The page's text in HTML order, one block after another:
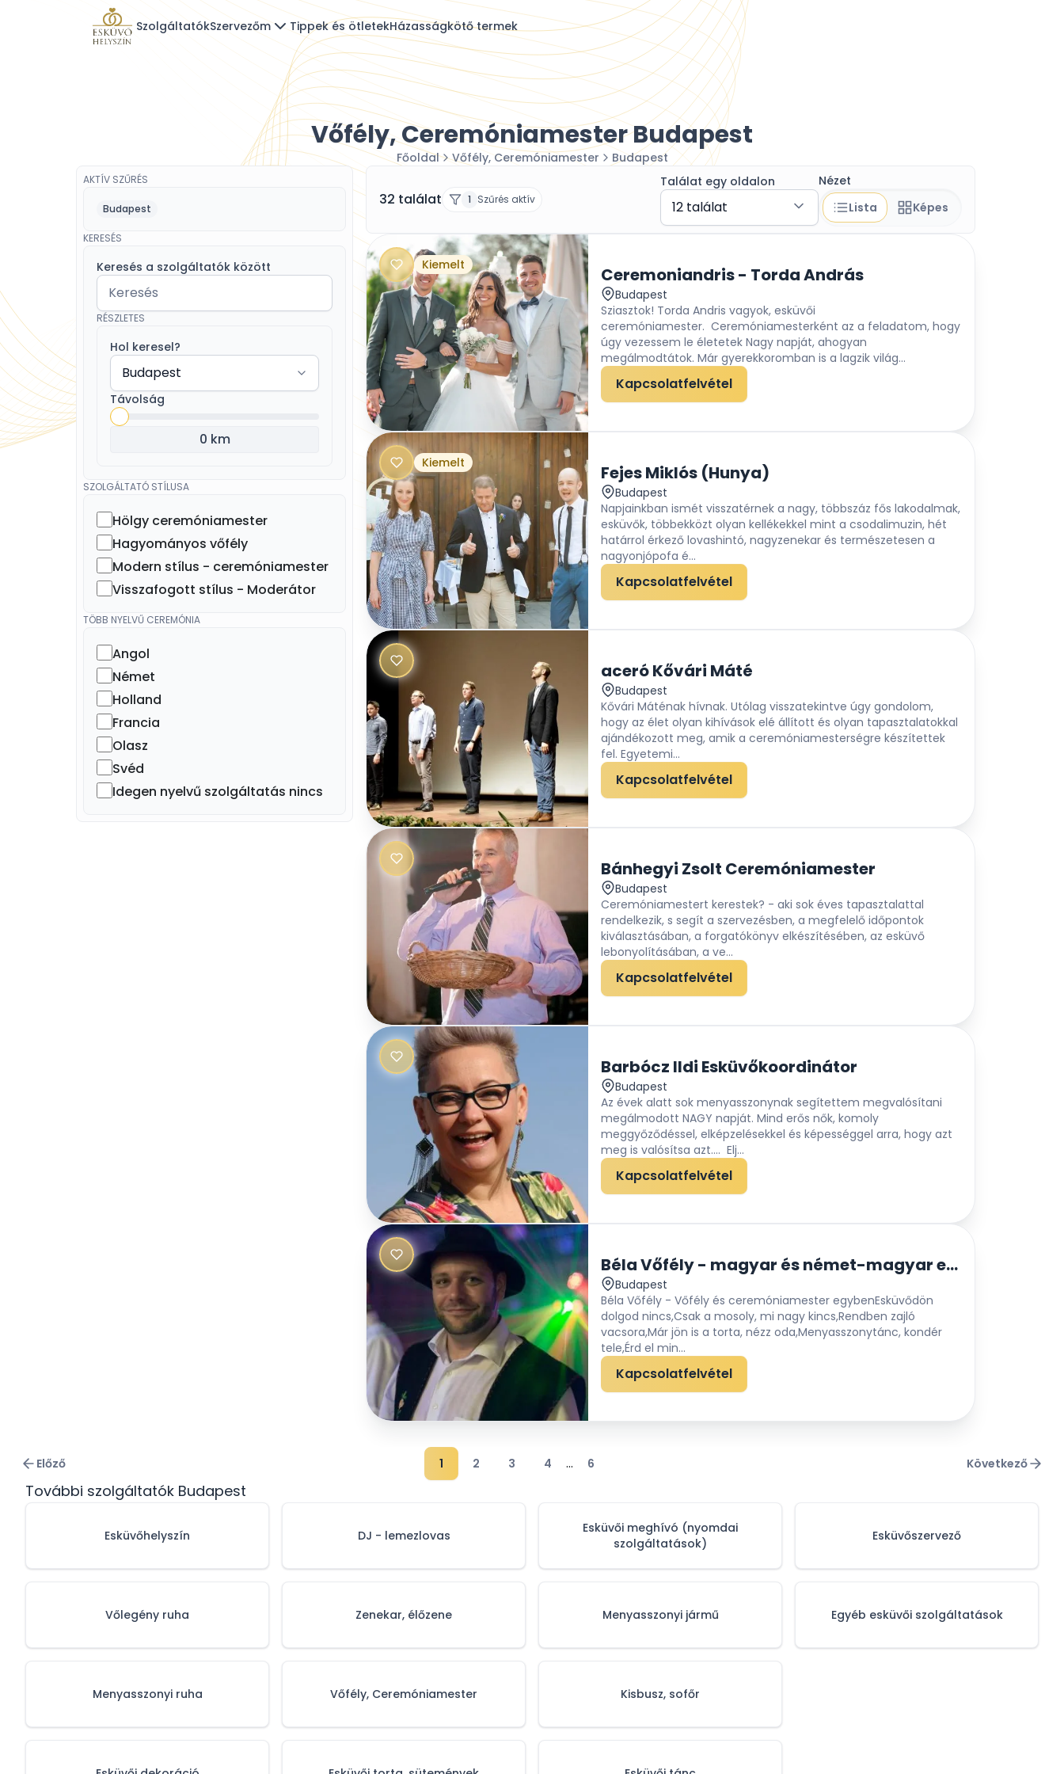
SzolgáltatókSzervezőm Tippek és ötletekHázasságkötő termek
Vőfély, Ceremóniamester Budapest
Főoldal Vőfély, Ceremóniamester Budapest
AKTÍV SZŰRÉS
Budapest
KERESÉS
Keresés a szolgáltatók között
RÉSZLETES
Hol keresel?
Távolság
0 km
SZOLGÁLTATÓ STÍLUSA
Hölgy ceremóniamester
Hagyományos vőfély
Modern stílus - ceremóniamester
Visszafogott stílus - Moderátor
TÖBB NYELVŰ CEREMÓNIA
Angol
Német
Holland
Francia
Olasz
Svéd
Idegen nyelvű szolgáltatás nincs
32 találat 1 Szűrés aktív
Találat egy oldalon
12 találat
Nézet
Lista
Képes
Ceremoniandris - Torda András
Budapest
Sziasztok! Torda Andris vagyok, esküvői
ceremóniamester. Ceremóniamesterként az a feladatom, hogy
úgy vezessem le életetek Nagy napját, ahogyan
megálmodtátok. Már gyerekkoromban is a lagzik világ...
Kapcsolatfelvétel
Kiemelt
Fejes Miklós (Hunya)
Budapest
Napjainkban ismét visszatérnek a nagy, többszáz fős lakodalmak,
esküvők, többekközt olyan kellékekkel mint a csodalimuzin, hét
határrol érkező lovashintó, nagyzenekar és természetesen a
nagyonjópofa é...
Kapcsolatfelvétel
Kiemelt
aceró Kővári Máté
Budapest
Kővári Máténak hívnak. Utólag visszatekintve úgy gondolom,
hogy az élet olyan kihívások elé állított és olyan tapasztalatokkal
ajándékozott meg, amik a ceremóniamesterségre készítettek
fel. Egyetemi...
Kapcsolatfelvétel
Bánhegyi Zsolt Ceremóniamester
Budapest
Ceremóniamestert kerestek? - aki sok éves tapasztalattal
rendelkezik, s segít a szervezésben, a megfelelő időpontok
kiválasztásában, a forgatókönyv elkészítésében, az esküvő
lebonyolításában, a ve...
Kapcsolatfelvétel
Barbócz Ildi Esküvőkoordinátor
Budapest
Az évek alatt sok menyasszonynak segítettem megvalósítani
megálmodott NAGY napját. Mind erős nők, komoly
meggyőződéssel, elképzelésekkel és képességgel arra, hogy azt
meg is valósítsa azt…. Elj...
Kapcsolatfelvétel
Béla Vőfély - magyar és német-magyar esküvők
Budapest
Béla Vőfély - Vőfély és ceremóniamester egybenEsküvődön
dolgod nincs,Csak a mosoly, mi nagy kincs,Rendben zajló
vacsora,Már jön is a torta, nézz oda,Menyasszonytánc, kondér
tele,Érd el min...
Kapcsolatfelvétel
Előző 1 2 3 4 ... 6 Következő
További szolgáltatók Budapest
Esküvőhelyszín
Vőlegény ruha
Menyasszonyi ruha
DJ - lemezlovas
Zenekar, élőzene
Vőfély, Ceremóniamester
Esküvői meghívó (nyomdai
szolgáltatások)
Menyasszonyi jármű
Kisbusz, sofőr
Esküvőszervező
Egyéb esküvői szolgáltatások